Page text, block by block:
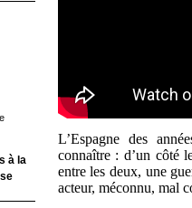
à la
L’Espagne des
connaître : d’un côté
entre les deux, une
acteur, méconnu, mal